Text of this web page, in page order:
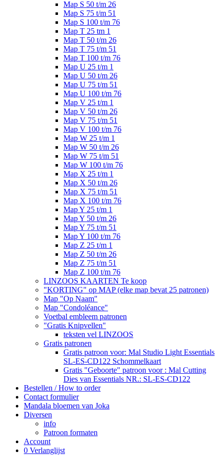
Map S 50 t/m 26
Map S 75 t/m 51
Map S 100 t/m 76
Map T 25 tm 1
Map T 50 t/m 26
Map T 75 t/m 51
Map T 100 t/m 76
Map U 25 t/m 1
Map U 50 t/m 26
Map U 75 t/m 51
Map U 100 t/m 76
Map V 25 t/m 1
Map V 50 t/m 26
Map V 75 t/m 51
Map V 100 t/m 76
Map W 25 t/m 1
Map W 50 t/m 26
Map W 75 t/m 51
Map W 100 t/m 76
Map X 25 t/m 1
Map X 50 t/m 26
Map X 75 t/m 51
Map X 100 t/m 76
Map Y 25 t/m 1
Map Y 50 t/m 26
Map Y 75 t/m 51
Map Y 100 t/m 76
Map Z 25 t/m 1
Map Z 50 t/m 26
Map Z 75 t/m 51
Map Z 100 t/m 76
LINZOOS KAARTEN Te koop
"KORTING" op MAP (elke map bevat 25 patronen)
Map "Op Naam"
Map "Condoléance"
Voetbal embleem patronen
"Gratis Knipvellen"
teksten vel LINZOOS
Gratis patronen
Gratis patroon voor: Mal Studio Light Essentials
SL-ES-CD122 Schommelkaart
Gratis "Geboorte" patroon voor : Mal Cutting
Dies van Essentials NR.: SL-ES-CD122
Bestellen / How to order
Contact formulier
Mandala bloemen van Joka
Diversen
info
Patroon formaten
Account
0 Verlanglijst